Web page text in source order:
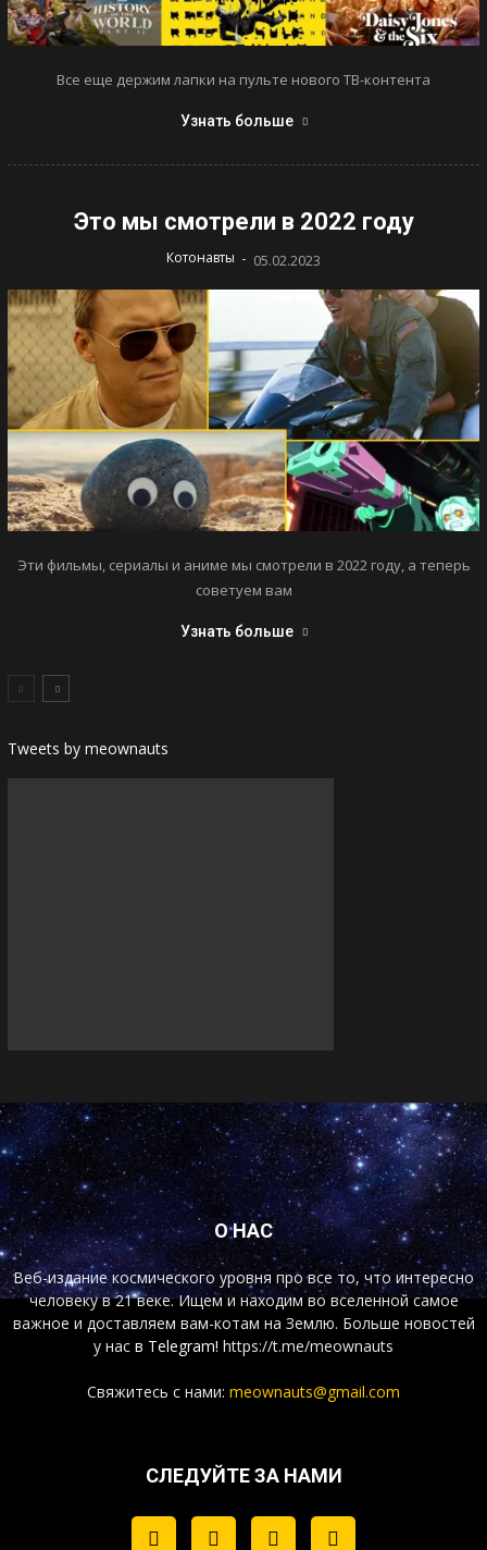
Все еще держим лапки на пульте нового ТВ-контента
Узнать больше
Это мы смотрели в 2022 году
Котонавты - 05.02.2023
Эти фильмы, сериалы и аниме мы смотрели в 2022 году, а теперь
советуем вам
Узнать больше
Tweets by meownauts
О НАС
Веб-издание космического уровня про все то, что интересно
человеку в 21 веке. Ищем и находим во вселенной самое
важное и доставляем вам-котам на Землю. Больше новостей
у нас в Telegram! https://t.me/meownauts
Свяжитесь с нами: meownauts@gmail.com
СЛЕДУЙТЕ ЗА НАМИ